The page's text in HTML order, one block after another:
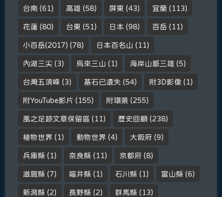
台南 (61) 高雄 (58) 屏東 (43) 宜蘭 (113)
花蓮 (80) 台東 (51) 日本 (98) 百岳 (11)
小百岳(2017) (78) 日本百名山 (11)
內湖三尖 (3) 烏來三山 (1) 海岸山脈三雄 (5)
台灣五頂峰 (3) 基石已遺失 (54) 附3D影像 (1)
附YouTube影片 (155) 附環景 (255)
風之足跡文章保留區 (11) 歷史回顧 (238)
植物世界 (1) 動物世界 (4) 大阪府 (9)
兵庫縣 (1) 奈良縣 (11) 京都府 (8)
滋賀縣 (7) 福井縣 (1) 石川縣 (1) 富山縣 (6)
新潟縣 (2) 長野縣 (2) 群馬縣 (13)